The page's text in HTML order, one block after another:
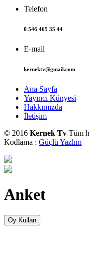
Telefon
0 546 465 35 44
E-mail
kernektv@gmail.com
Ana Sayfa
Yayıncı Künyesi
Hakkımızda
İletişim
© 2016 Kernek Tv Tüm
Kodlama : Güçlü Yazlım
Anket